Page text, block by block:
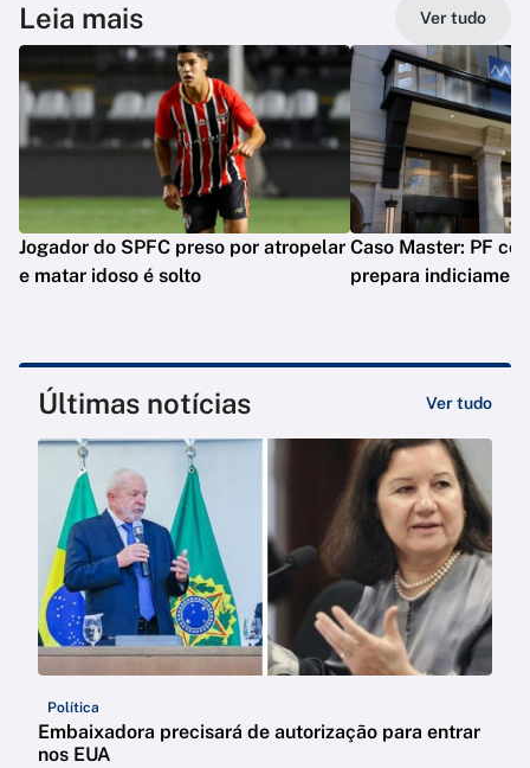
Leia mais Ver tudo
Jogador do SPFC preso por atropelar
e matar idoso é solto
Caso Master: PF
prepara
Últimas notícias Ver tudo
Política
Embaixadora precisará de autorização para entrar
nos EUA